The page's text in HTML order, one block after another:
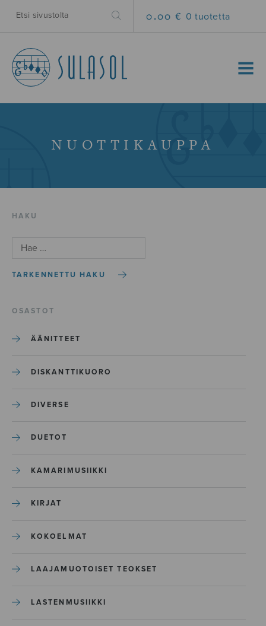
0.00 € 0 tuotetta
MENU
NUOTTIKAUPPA
HAKU
TARKENNETTU HAKU
OSASTOT
ÄÄNITTEET
DISKANTTIKUORO
DIVERSE
DUETOT
KAMARIMUSIIKKI
KIRJAT
KOKOELMAT
LAAJAMUOTOISET TEOKSET
LASTENMUSIIKKI